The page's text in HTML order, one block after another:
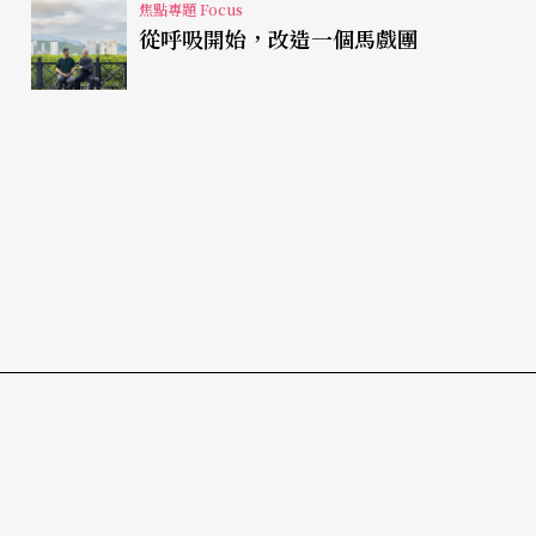
焦點專題 Focus
從呼吸開始，改造一個馬戲團